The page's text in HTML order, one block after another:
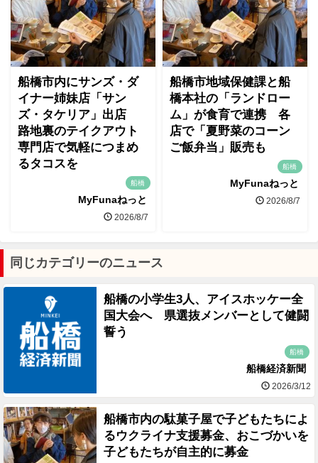
船橋市内にサンズ・ダ
イナー姉妹店「サン
ズ・タケリア」出店
路地裏のテイクアウト
専門店で気軽につまめ
るタコスを
船橋
MyFunaねっと
2026/8/7
船橋市地域保健課と船
橋本社の「ランドロー
ム」が食育で連携 各
店で「夏野菜のコーン
ご飯弁当」販売も
船橋
MyFunaねっと
2026/8/7
同じカテゴリーのニュース
船橋の小学生3人、アイスホッケー全
国大会へ 県選抜メンバーとして健闘
誓う
船橋
船橋経済新聞
2026/3/12
船橋市内の駄菓子屋で子どもたちによ
るウクライナ支援募金、おこづかいを
子どもたちが自主的に募金